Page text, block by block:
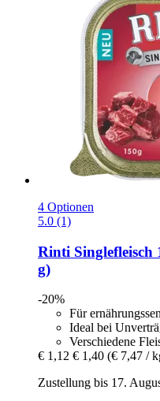
4 Optionen
5.0 (1)
Rinti Singlefleisch
g)
-20%
Für
Ideal bei
Verschiedene
€ 1,12 € 1,40 (€ 7,47 /
Zustellung bis 17.